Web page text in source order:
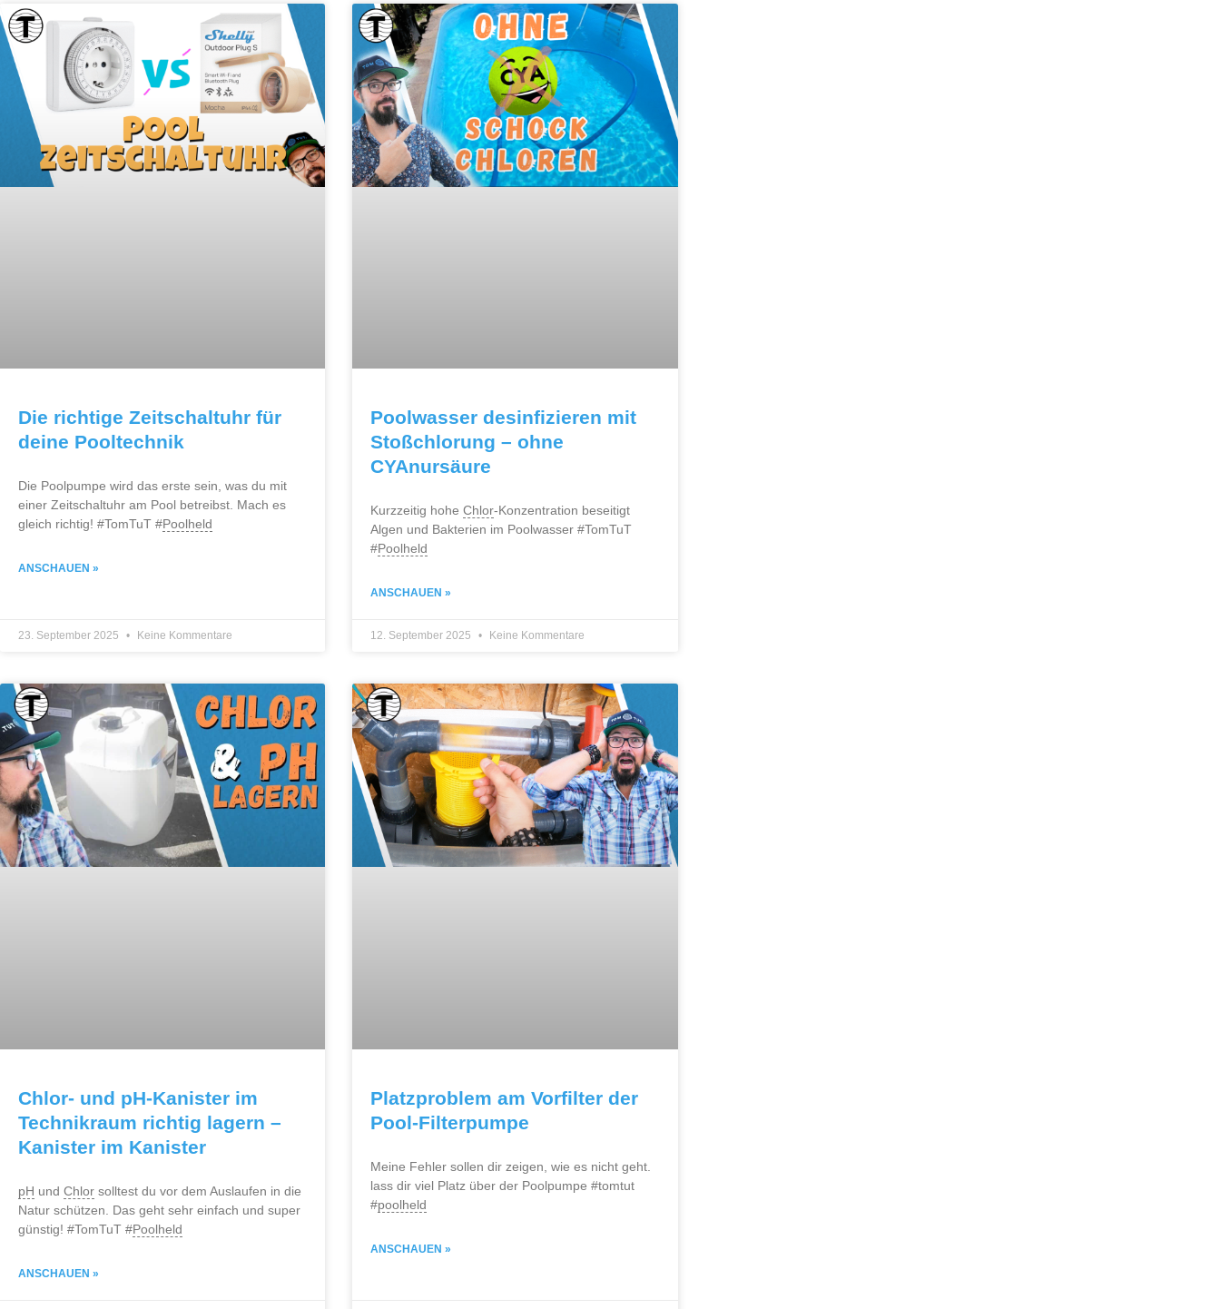
Die richtige Zeitschaltuhr für
deine Pooltechnik
Die Poolpumpe wird das erste sein, was du mit
einer Zeitschaltuhr am Pool betreibst. Mach es
gleich richtig! #TomTuT #Poolheld
ANSCHAUEN »
23. September 2025 Keine Kommentare
Poolwasser desinfizieren mit
Stoßchlorung – ohne
CYAnursäure
Kurzzeitig hoheChlor-Konzentration beseitigt
Algen und Bakterien im Poolwasser #TomTuT
#Poolheld
ANSCHAUEN »
12. September 2025 Keine Kommentare
Chlor- und pH-Kanister im
Technikraum richtig lagern –
Kanister im Kanister
pH und Chlor solltest du vor dem Auslaufen in die
Natur schützen. Das geht sehr einfach und super
günstig! #TomTuT #Poolheld
ANSCHAUEN »
Platzproblem am Vorfilter der
Pool-Filterpumpe
Meine Fehler sollen dir zeigen, wie es nicht geht.
lass dir viel Platz über der Poolpumpe #tomtut
#poolheld
ANSCHAUEN »